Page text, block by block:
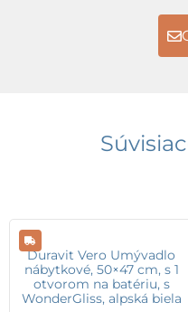
Duravit Vero Umývadlo
nábytkové, 50×47 cm, s 1
otvorom na batériu, s
WonderGliss, alpská biela